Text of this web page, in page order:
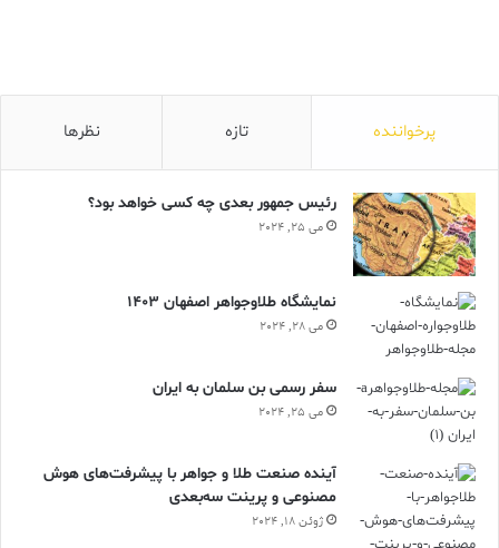
پرخواننده تازه نظرها
رئیس جمهور بعدی چه کسی خواهد بود؟
می 25, 2024
نمایشگاه طلاوجواهر اصفهان 1403
می 28, 2024
سفر رسمی بن سلمان به ایران
می 25, 2024
آینده صنعت طلا و جواهر با پیشرفت‌های هوش
مصنوعی و پرینت سه‌بعدی
ژوئن 18, 2024